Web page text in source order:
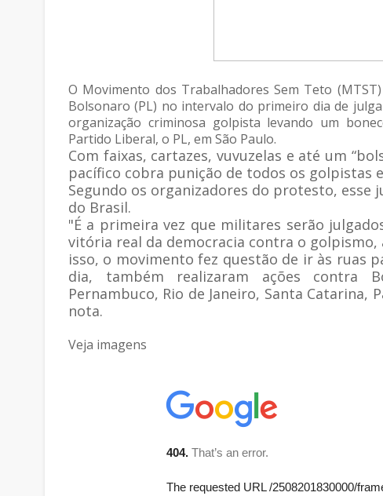
O Movimento dos Trabalhadores Sem Teto
Bolsonaro (PL) no intervalo do primeiro dia de
organização criminosa golpista levando um
Partido Liberal, o PL, em São Paulo.
Com faixas, cartazes, vuvuzelas e até um
pacífico cobra punição de todos os golpistas
Segundo os organizadores do protesto,
do Brasil.
"É a primeira vez que militares serão
vitória real da democracia contra o
isso, o movimento fez questão de ir às ruas
dia, também realizaram ações contra
Pernambuco, Rio de Janeiro, Santa Catarina,
nota.
Veja imagens